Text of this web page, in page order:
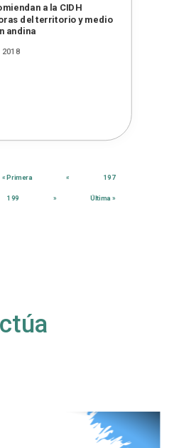
a la CIDH
del territorio y medio
andina
2018
« Primera « 197
199 » Última »